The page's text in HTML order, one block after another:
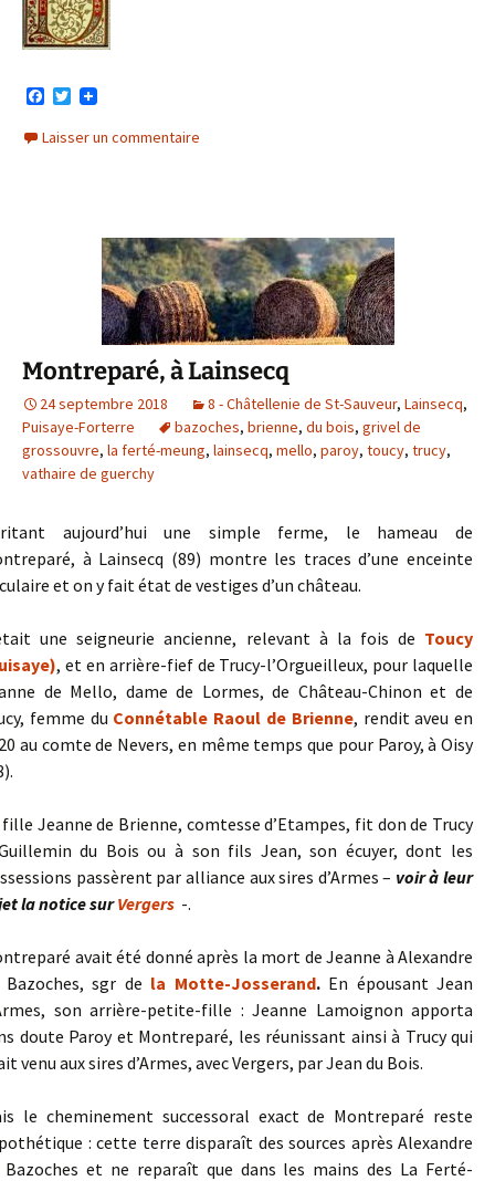
c
e
T
i
t
Laisser un commentaire
Montreparé, à Lainsecq
24 septembre 2018 8 - Châtellenie de St-Sauveur, Lainsecq,
Puisaye-Forterre
bazoches, brienne, du bois, grivel de
grossouvre, la ferté-meung, lainsecq, mello, paroy, toucy, trucy,
vathaire de guerchy
aujourd’hui une simple ferme, le hameau de
à Lainsecq (89) montre les traces d’une enceinte
et on y fait état de vestiges d’un château.
une seigneurie ancienne, relevant à la fois de Toucy
, et en arrière-fief de Trucy-l’Orgueilleux, pour laquelle
de Mello, dame de Lormes, de Château-Chinon et de
femme du Connétable Raoul de Brienne, rendit aveu en
au comte de Nevers, en même temps que pour Paroy, à Oisy
fille Jeanne de Brienne, comtesse d’Etampes, fit don de Trucy
du Bois ou à son fils Jean, son écuyer, dont les
passèrent par alliance aux sires d’Armes – voir à leur
la notice surVergers -.
avait été donné après la mort de Jeanne à Alexandre
Bazoches, sgr de la Motte-Josserand.En épousant Jean
son arrière-petite-fille : Jeanne Lamoignon apporta
doute Paroy et Montreparé, les réunissant ainsi à Trucy qui
venu aux sires d’Armes, avec Vergers, par Jean du Bois.
le cheminement successoral exact de Montreparé reste
: cette terre disparaît des sources après Alexandre
Bazoches et ne reparaît que dans les mains des La Ferté-